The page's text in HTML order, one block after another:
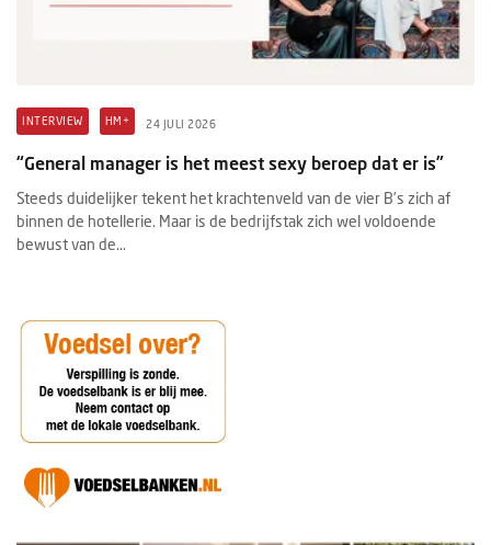
INTERVIEW HM+ 24 JULI 2026
“General manager is het meest sexy beroep dat er is”
Steeds duidelijker tekent het krachtenveld van de vier B’s zich af
binnen de hotellerie. Maar is de bedrijfstak zich wel voldoende
bewust van de...